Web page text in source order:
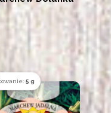
5 g